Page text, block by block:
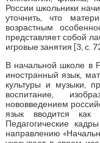
России школьники
уточнить, что
возрастным
представляет собой
игровые занятия [3, с.
В начальной школе в
иностранный язык,
культуры и музыки,
воспитание,
нововведением
язык вводится как
Педагогические
направлению